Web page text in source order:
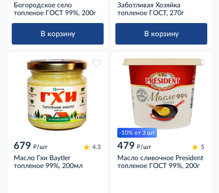
Богородское село
топленое ГОСТ 99%, 200г
В корзину
Заботливая Хозяйка
топленое ГОСТ, 270г
В корзину
679 д/шт 4.3
Масло Гхи Baytler
топленое 99%, 200мл
-10% от 3 шт
479 д/шт 5
Масло сливочное President
топленое ГОСТ 99%, 200г